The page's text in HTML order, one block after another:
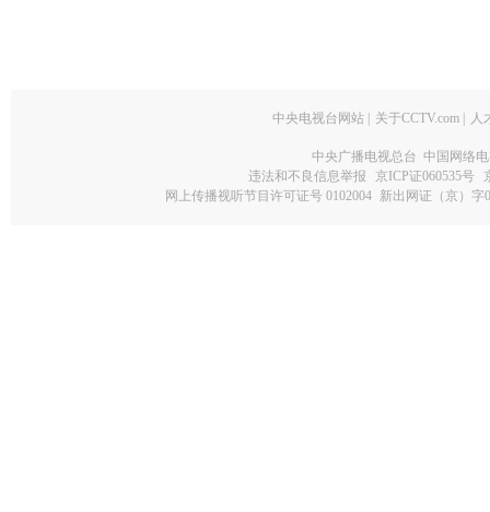
中央电视台网站 关于CCTV.com 人
中央广播电视总台 中国网络
违法和不良信息举报
京ICP证060535号
网上传播视听节目许可证号 0102004 新出网证（京）